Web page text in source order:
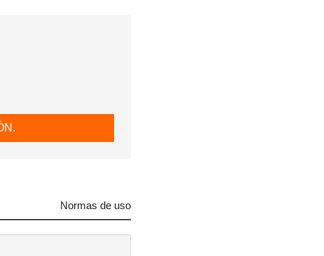
Normas de uso